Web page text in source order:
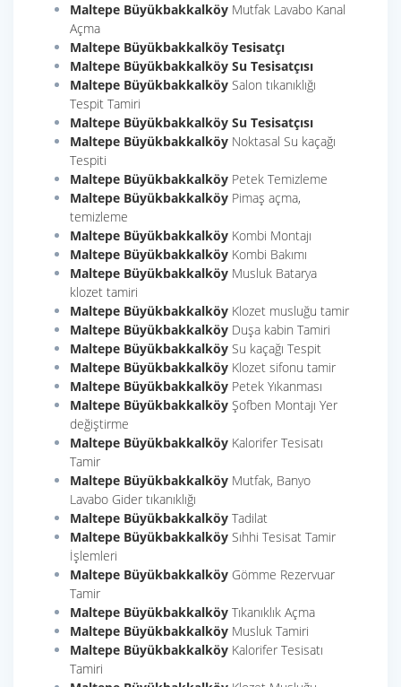
Maltepe Büyükbakkalköy Mutfak Lavabo Kanal
Açma
Maltepe Büyükbakkalköy Tesisatçı
Maltepe Büyükbakkalköy Su Tesisatçısı
Maltepe Büyükbakkalköy Salon tıkanıklığı
Tespit Tamiri
Maltepe Büyükbakkalköy Su Tesisatçısı
Maltepe Büyükbakkalköy Noktasal Su kaçağı
Tespiti
Maltepe Büyükbakkalköy Petek Temizleme
Maltepe Büyükbakkalköy Pimaş açma,
temizleme
Maltepe Büyükbakkalköy Kombi Montajı
Maltepe Büyükbakkalköy Kombi Bakımı
Maltepe Büyükbakkalköy Musluk Batarya
klozet tamiri
Maltepe Büyükbakkalköy Klozet musluğu tamir
Maltepe Büyükbakkalköy Duşa kabin Tamiri
Maltepe Büyükbakkalköy Su kaçağı Tespit
Maltepe Büyükbakkalköy Klozet sifonu tamir
Maltepe Büyükbakkalköy Petek Yıkanması
Maltepe Büyükbakkalköy Şofben Montajı Yer
değiştirme
Maltepe Büyükbakkalköy Kalorifer Tesisatı
Tamir
Maltepe Büyükbakkalköy Mutfak, Banyo
Lavabo Gider tıkanıklığı
Maltepe Büyükbakkalköy Tadilat
Maltepe Büyükbakkalköy Sıhhi Tesisat Tamir
İşlemleri
Maltepe Büyükbakkalköy Gömme Rezervuar
Tamir
Maltepe Büyükbakkalköy Tıkanıklık Açma
Maltepe Büyükbakkalköy Musluk Tamiri
Maltepe Büyükbakkalköy Kalorifer Tesisatı
Tamiri